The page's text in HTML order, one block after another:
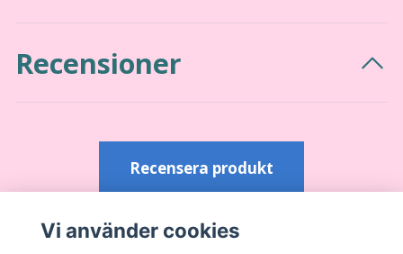
Recensioner
Recensera produkt
Vi använder cookies